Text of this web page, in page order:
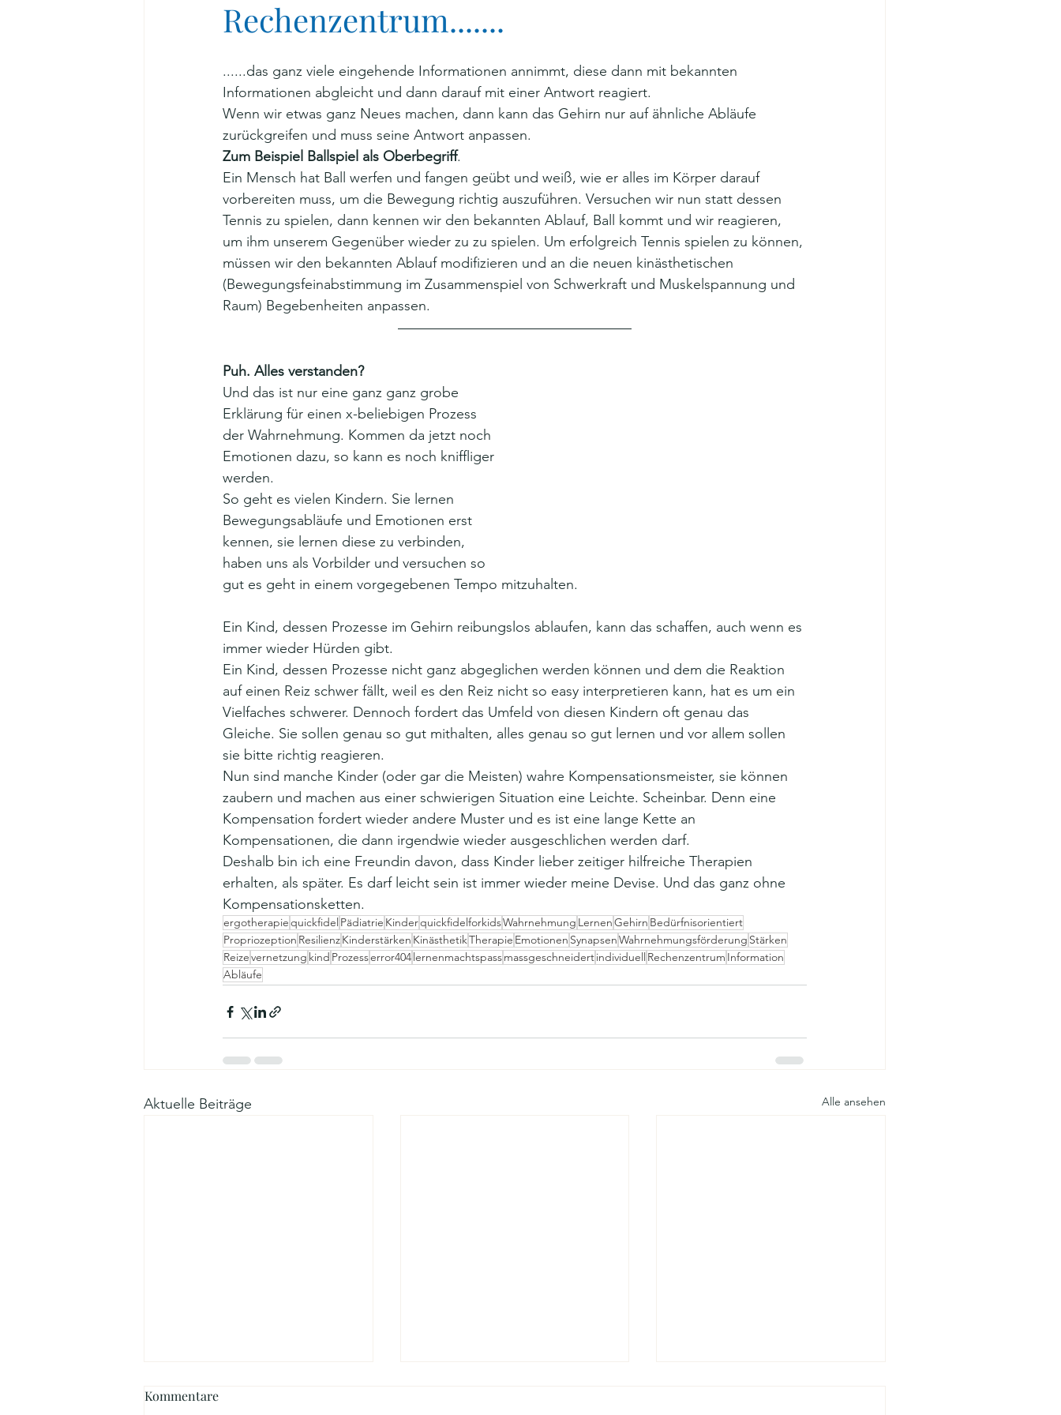
Rechenzentrum.......
......das ganz viele eingehende Informationen annimmt, diese dann mit bekannten
Informationen abgleicht und dann darauf mit einer Antwort reagiert.
Wenn wir etwas ganz Neues machen, dann kann das Gehirn nur auf ähnliche Abläufe
zurückgreifen und muss seine Antwort anpassen.
Zum Beispiel Ballspiel als Oberbegriff.
Ein Mensch hat Ball werfen und fangen geübt und weiß, wie er alles im Körper darauf
vorbereiten muss, um die Bewegung richtig auszuführen. Versuchen wir nun statt dessen
Tennis zu spielen, dann kennen wir den bekannten Ablauf, Ball kommt und wir reagieren,
um ihm unserem Gegenüber wieder zu zu spielen. Um erfolgreich Tennis spielen zu können,
müssen wir den bekannten Ablauf modifizieren und an die neuen kinästhetischen
(Bewegungsfeinabstimmung im Zusammenspiel von Schwerkraft und Muskelspannung und
Raum) Begebenheiten anpassen.
Puh. Alles verstanden?
Und das ist nur eine ganz ganz grobe
Erklärung für einen x-beliebigen Prozess
der Wahrnehmung. Kommen da jetzt noch
Emotionen dazu, so kann es noch kniffliger
werden.
So geht es vielen Kindern. Sie lernen
Bewegungsabläufe und Emotionen erst
kennen, sie lernen diese zu verbinden,
haben uns als Vorbilder und versuchen so
gut es geht in einem vorgegebenen Tempo mitzuhalten.
Ein Kind, dessen Prozesse im Gehirn reibungslos ablaufen, kann das schaffen, auch wenn es
immer wieder Hürden gibt.
Ein Kind, dessen Prozesse nicht ganz abgeglichen werden können und dem die Reaktion
auf einen Reiz schwer fällt, weil es den Reiz nicht so easy interpretieren kann, hat es um ein
Vielfaches schwerer. Dennoch fordert das Umfeld von diesen Kindern oft genau das
Gleiche. Sie sollen genau so gut mithalten, alles genau so gut lernen und vor allem sollen
sie bitte richtig reagieren.
Nun sind manche Kinder (oder gar die Meisten) wahre Kompensationsmeister, sie können
zaubern und machen aus einer schwierigen Situation eine Leichte. Scheinbar. Denn eine
Kompensation fordert wieder andere Muster und es ist eine lange Kette an
Kompensationen, die dann irgendwie wieder ausgeschlichen werden darf.
Deshalb bin ich eine Freundin davon, dass Kinder lieber zeitiger hilfreiche Therapien
erhalten, als später. Es darf leicht sein ist immer wieder meine Devise. Und das ganz ohne
Kompensationsketten.
ergotherapiequickfidel Pädiatrie KinderquickfidelforkidsWahrnehmung LernenGehirn Bedürfnisorientiert
Propriozeption ResilienzKinderstärken KinästhetikTherapie Emotionen SynapsenWahrnehmungsförderung Stärken
Reizevernetzung kind Prozesserror404lernenmachtspassmassgeschneidertindividuell Rechenzentrum Information
Abläufe
Aktuelle Beiträge Alle ansehen
Kommentare